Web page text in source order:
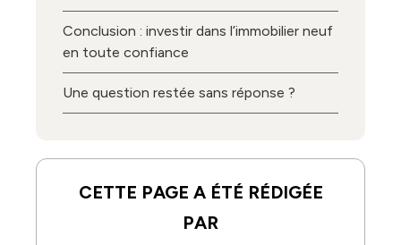
Conclusion : investir dans l’immobilier neuf
en toute confiance
Une question restée sans réponse ?
CETTE PAGE A ÉTÉ RÉDIGÉE
PAR